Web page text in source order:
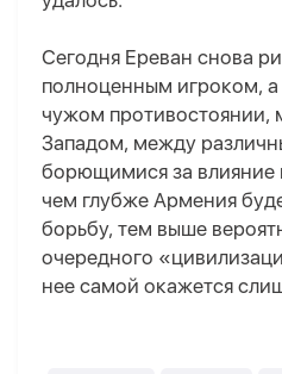
Сегодня Ереван снова
полноценным игроком,
чужом противостоянии,
Западом, между
борющимися за
чем глубже Армения
борьбу, тем выше
очередного
нее самой окажется